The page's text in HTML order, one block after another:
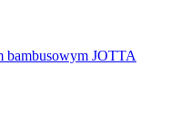
bambusowym JOTTA